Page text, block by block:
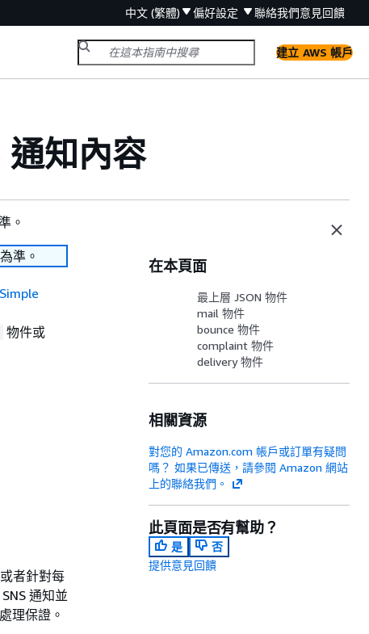
中文 (繁體) 偏好設定 聯絡我們意見回饋
建立 AWS 帳戶
通知內容
。
準。
物件或
者針對每
通知並
理保證。
在本頁面
最上層 JSON 物件
mail 物件
bounce 物件
complaint 物件
delivery 物件
相關資源
對您的 Amazon.com 帳戶或訂單有疑問
嗎？ 如果已傳送，請參閱 Amazon 網站
上的聯絡我們。
此頁面是否有幫助？
是
否
提供意見回饋